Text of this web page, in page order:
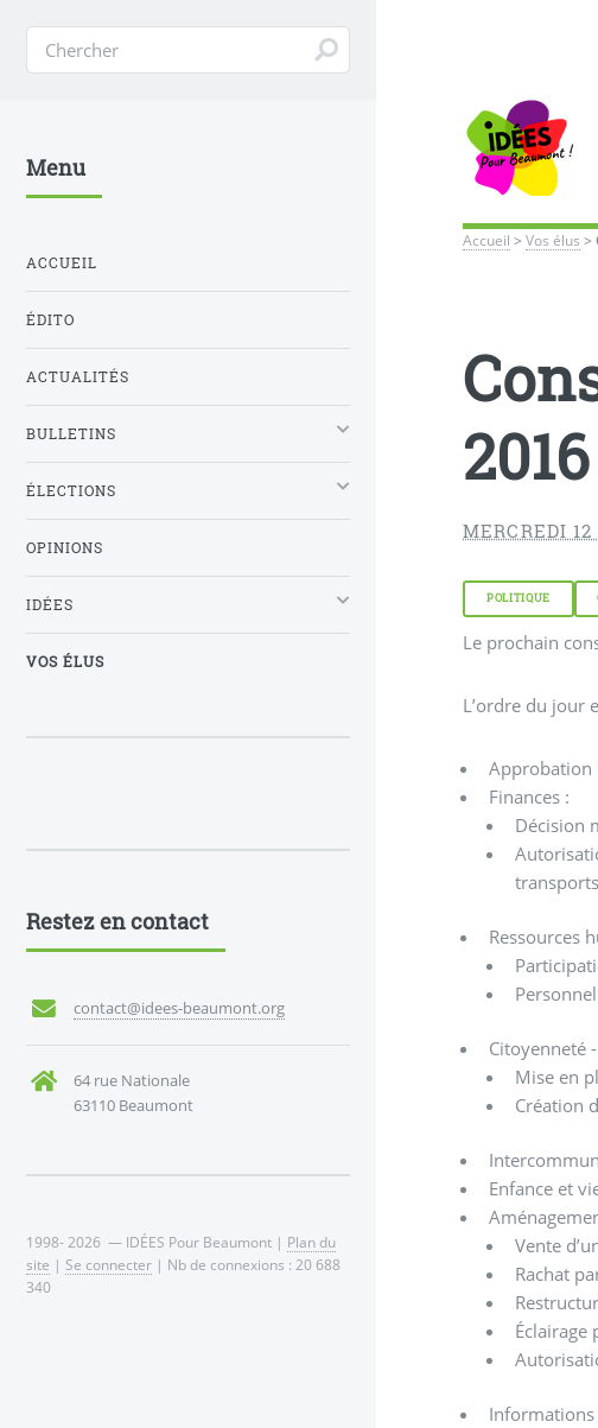
Accueil >Vos élus >
2016
MERCREDI 12
POLITIQUE
Le prochain
L’ordre du jour
Approbation
Finances :
Décision
Ressources
Citoyenneté
Mise en
Création
Enfance et
Vente
Rachat
Éclairage
Informations
Menu
ACCUEIL
ÉDITO
ACTUALITÉS
BULLETINS
ÉLECTIONS
OPINIONS
IDÉES
VOS ÉLUS
Restez en contact
contact@idees-beaumont.org
64 rue Nationale
63110 Beaumont
1998- 2026 — IDÉES Pour Beaumont | Plan du
site | Se connecter | Nb de connexions : 20 688
340